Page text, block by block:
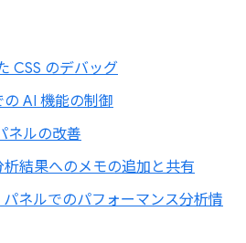
CSS のデバッグ
AI 機能の制御
ネルの改善
結果へのメモの追加と共有
ネルでのパフォーマンス分析情